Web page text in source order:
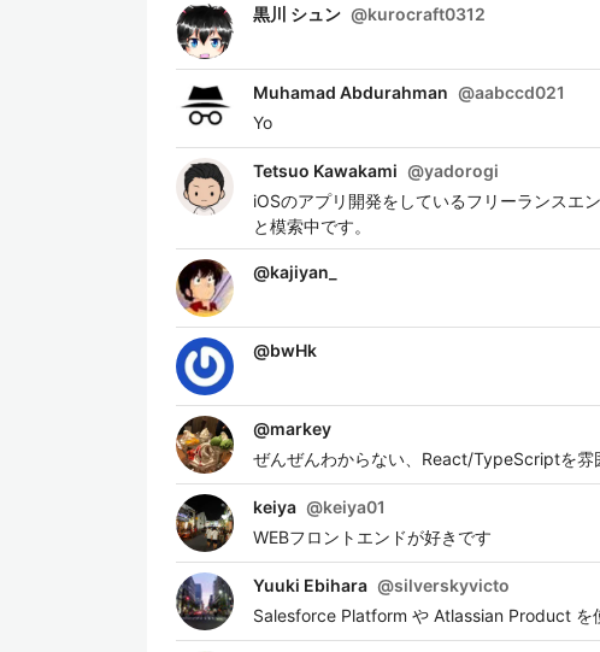
黒川 シュン @kurocraft0312
Muhamad Abdurahman @aabccd021
Yo
Tetsuo Kawakami @yadorogi
iOSのアプリ開発をしているフリーランスエ
と模索中です。
@kajiyan_
@bwHk
@markey
ぜんぜんわからない、React/TypeScriptを雰
keiya @keiya01
WEBフロントエンドが好きです
Yuuki Ebihara @silverskyvicto
Salesforce Platform や Atlassian Product を